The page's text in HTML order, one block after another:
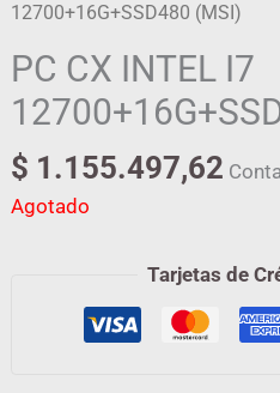
12700+16G+SSD480 (MSI)
PC CX INTEL I7
$ 1.155.497,62
Agotado
Tarjetas de